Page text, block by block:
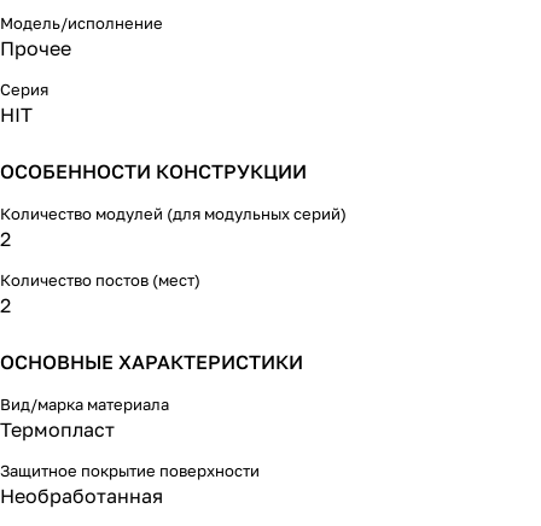
Ширина - 44 мм
Высота - 62 мм
Вес - 84 г
Модель/исполнение
Прочее
Серия
HIT
ОСОБЕННОСТИ КОНСТРУКЦИИ
Количество модулей (для модульных серий)
2
Количество постов (мест)
2
ОСНОВНЫЕ ХАРАКТЕРИСТИКИ
Вид/марка материала
Термопласт
Защитное покрытие поверхности
Необработанная